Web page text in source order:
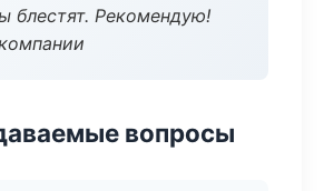
блестят. Рекомендую!
вопросы